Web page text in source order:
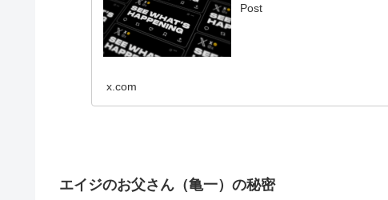
Post
x.com
エイジのお父さん（亀一）の秘密